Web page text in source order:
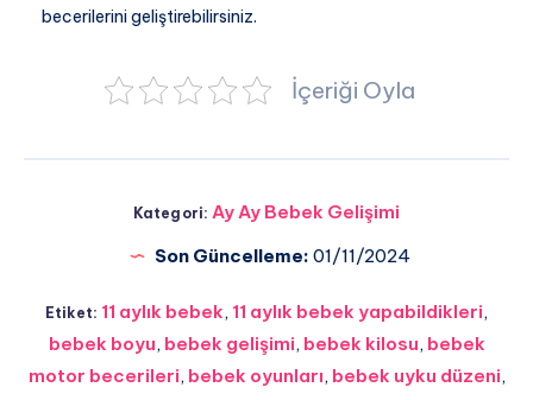
becerilerini geliştirebilirsiniz.
İçeriği Oyla
Kategori: Ay Ay Bebek Gelişimi
Son Güncelleme: 01/11/2024
Etiket: 11 aylık bebek, 11 aylık bebek yapabildikleri,
bebek boyu, bebek gelişimi, bebek kilosu, bebek
motor becerileri, bebek oyunları, bebek uyku düzeni,